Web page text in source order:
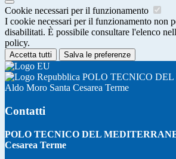
Cookie necessari per il funzionamento
I cookie necessari per il funzionamento non
disabilitati. È possibile consultare l'elenco
policy.
Accetta tutti Salva le preferenze
POLO TECNICO
Aldo Moro Santa Cesarea Terme
Contatti
POLO TECNICO DEL
Cesarea Terme